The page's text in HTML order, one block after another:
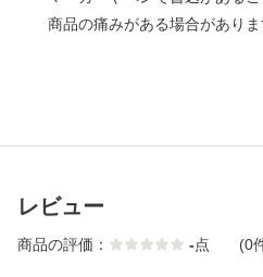
商品の痛みがある場合がありま
レビュー
商品の評価： -点 (0